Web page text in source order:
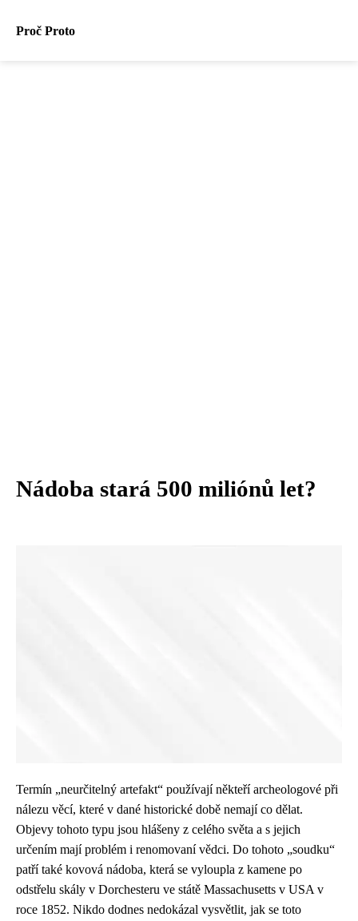
Proč Proto
Nádoba stará 500 miliónů let?
Termín „neurčitelný artefakt“ používají někteří archeologové při
nálezu věcí, které v dané historické době nemají co dělat.
Objevy tohoto typu jsou hlášeny z celého světa a s jejich
určením mají problém i renomovaní vědci. Do tohoto „soudku“
patří také kovová nádoba, která se vyloupla z kamene po
odstřelu skály v Dorchesteru ve státě Massachusetts v USA v
roce 1852. Nikdo dodnes nedokázal vysvětlit, jak se toto